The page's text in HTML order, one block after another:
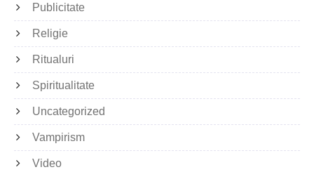
Publicitate
Religie
Ritualuri
Spiritualitate
Uncategorized
Vampirism
Video